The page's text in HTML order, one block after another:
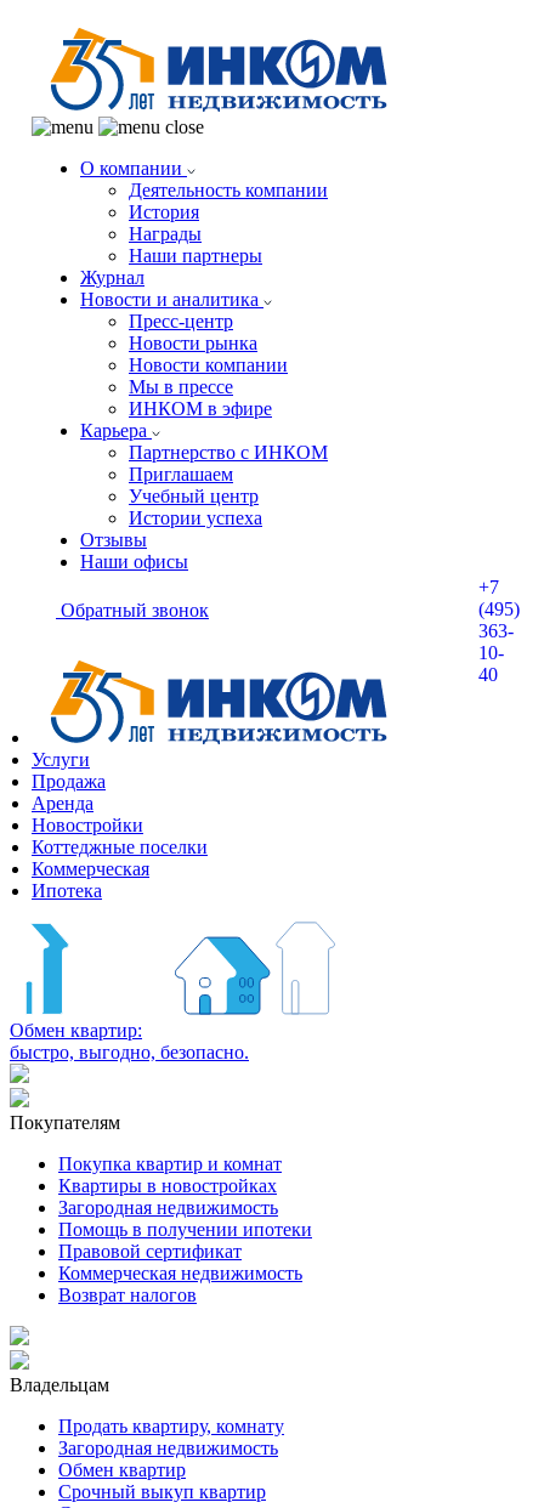
О компании
Деятельность компании
История
Награды
Наши партнеры
Журнал
Новости и аналитика
Пресс-центр
Новости рынка
Новости компании
Мы в прессе
ИНКОМ в эфире
Карьера
Партнерство с ИНКОМ
Приглашаем
Учебный центр
Истории успеха
Отзывы
Наши офисы
+7
(495)
363-
10-
40
Обратный звонок
Услуги
Продажа
Аренда
Новостройки
Коттеджные поселки
Коммерческая
Ипотека
Обмен квартир:
быстро, выгодно, безопасно.
Покупателям
Покупка квартир и комнат
Квартиры в новостройках
Загородная недвижимость
Помощь в получении ипотеки
Правовой сертификат
Коммерческая недвижимость
Возврат налогов
Владельцам
Продать квартиру, комнату
Загородная недвижимость
Обмен квартир
Срочный выкуп квартир